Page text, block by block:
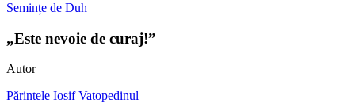
Semințe de Duh
„Este nevoie de curaj!”
Autor
Părintele Iosif Vatopedinul